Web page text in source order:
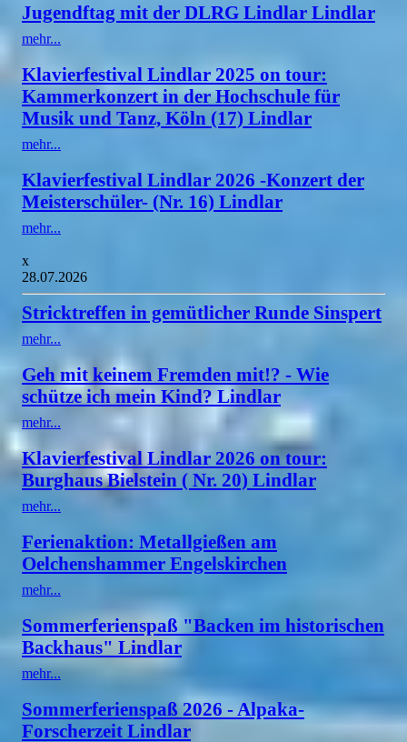
Jugendftag mit der DLRG Lindlar Lindlar
mehr...
Klavierfestival Lindlar 2025 on tour:
Kammerkonzert in der Hochschule für
Musik und Tanz, Köln (17) Lindlar
mehr...
Klavierfestival Lindlar 2026 -Konzert der
Meisterschüler- (Nr. 16) Lindlar
mehr...
x
28.07.2026
Stricktreffen in gemütlicher Runde Sinspert
mehr...
Geh mit keinem Fremden mit!? - Wie
schütze ich mein Kind? Lindlar
mehr...
Klavierfestival Lindlar 2026 on tour:
Burghaus Bielstein ( Nr. 20) Lindlar
mehr...
Ferienaktion: Metallgießen am
Oelchenshammer Engelskirchen
mehr...
Sommerferienspaß "Backen im historischen
Backhaus" Lindlar
mehr...
Sommerferienspaß 2026 - Alpaka-
Forscherzeit Lindlar